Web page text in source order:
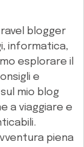
blogger
informatica,
esplorare il
e
mio blog
a viaggiare e
piena